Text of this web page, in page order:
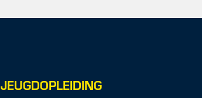
JEUGDOPLEIDING